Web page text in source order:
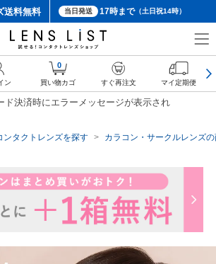
送料無料 当日発送 17時まで（土日祝14時）
ド決済時にエラーメッセージが表示され
ンタクトレンズを探す カラコン・サークルレンズ
ン
0
買い物カゴ すぐ再注文 マイ定期便
クーポン詳細